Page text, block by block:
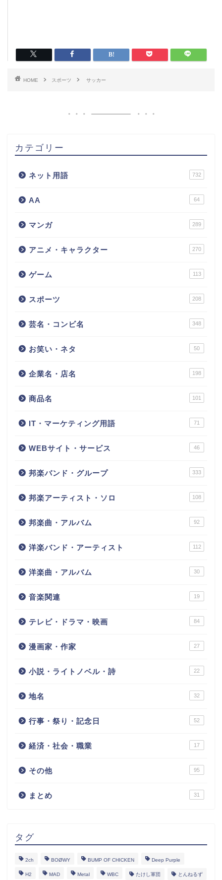
HOME スポーツ サッカー
カテゴリー
ネット用語 732
AA 64
マンガ 289
アニメ・キャラクター 270
ゲーム 113
スポーツ 208
芸名・コンビ名 348
お笑い・ネタ 50
企業名・店名 198
商品名 101
IT・マーケティング用語 71
WEBサイト・サービス 46
邦楽バンド・グループ 333
邦楽アーティスト・ソロ 108
邦楽曲・アルバム 92
洋楽バンド・アーティスト 112
洋楽曲・アルバム 30
音楽関連 19
テレビ・ドラマ・映画 84
漫画家・作家 27
小説・ライトノベル・詩 22
地名 32
行事・祭り・記念日 52
経済・社会・職業 17
その他 95
まとめ 31
タグ
2ch BOØWY BUMP OF CHICKEN Deep Purple
H2 MAD Metal WBC たけし軍団 とんねるず